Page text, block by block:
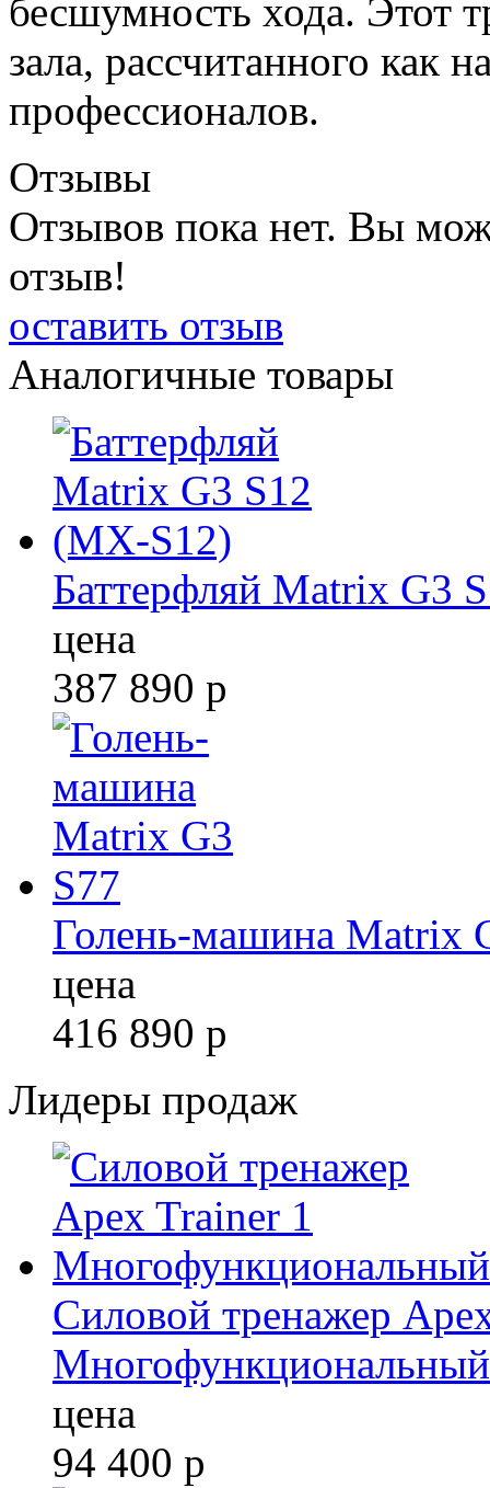
бесшумность хода. Этот
зала, рассчитанного как
профессионалов.
Отзывы
Отзывов пока нет. Вы
отзыв!
оставить отзыв
Аналогичные товары
Баттерфляй Matrix G3
цена
387 890 р
Голень-машина Matrix
цена
416 890 р
Лидеры продаж
Силовой тренажер
Многофункциональный
цена
94 400 р